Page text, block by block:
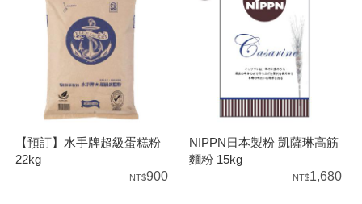
【預訂】水手牌超級蛋糕粉
22kg
900
NIPPN日本製粉 凱薩琳高筋
麵粉 15kg
1,680